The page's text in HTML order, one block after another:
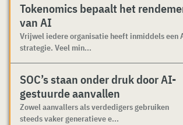
Tokenomics bepaalt het
van AI
Vrijwel iedere organisatie heeft inmiddels een
strategie. Veel min...
SOC’s staan onder druk door AI-
gestuurde aanvallen
Zowel aanvallers als verdedigers gebruiken
steeds vaker generatieve e...